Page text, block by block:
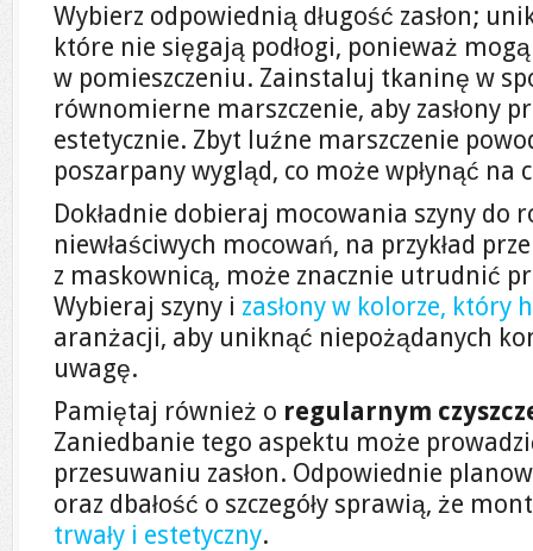
Wybierz odpowiednią długość zasłon;
które nie sięgają podłogi, ponieważ
w pomieszczeniu. Zainstaluj tkaninę w
równomierne marszczenie, aby zasłony
estetycznie. Zbyt luźne marszczenie
poszarpany wygląd, co może wpłynąć na
Dokładnie dobieraj mocowania szyny do
niewłaściwych mocowań, na przykład
z maskownicą, może znacznie utrudnić
Wybieraj szyny i zasłony w kolorze, który
aranżacji, aby uniknąć niepożądanych
uwagę.
Pamiętaj również o regularnym
Zaniedbanie tego aspektu może
przesuwaniu zasłon. Odpowiednie
oraz dbałość o szczegóły sprawią, że
trwały i estetyczny.